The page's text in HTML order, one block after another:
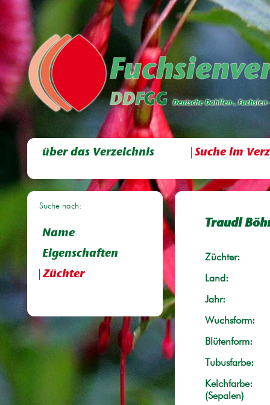
über das Verzeichnis Suche im
Suche nach:
Name
Eigenschaften
Züchter
Traudl
Züchter:
Land:
Jahr:
Wuchsform:
Blütenform:
Tubusfarbe:
Kelchfarbe:
(Sepalen)